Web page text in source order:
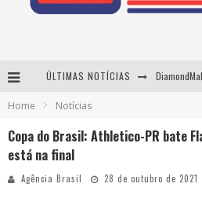
ÚLTIMAS NOTÍCIAS
Home Notícias
Copa do Brasil: Athletico-PR bate
está na final
Agência Brasil 28 de outubro de 2021